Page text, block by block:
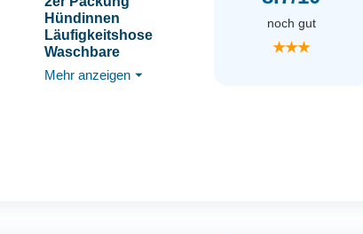
Hündinnen
Läufigkeitshose
Waschbare
Schutzhöschen
Wiederverwendbare
Mehr anzeigen ⏷
noch gut
★★★